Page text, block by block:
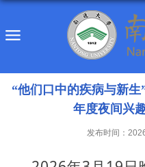
“他们口中的疾病与新
年度夜间兴
发布时间：